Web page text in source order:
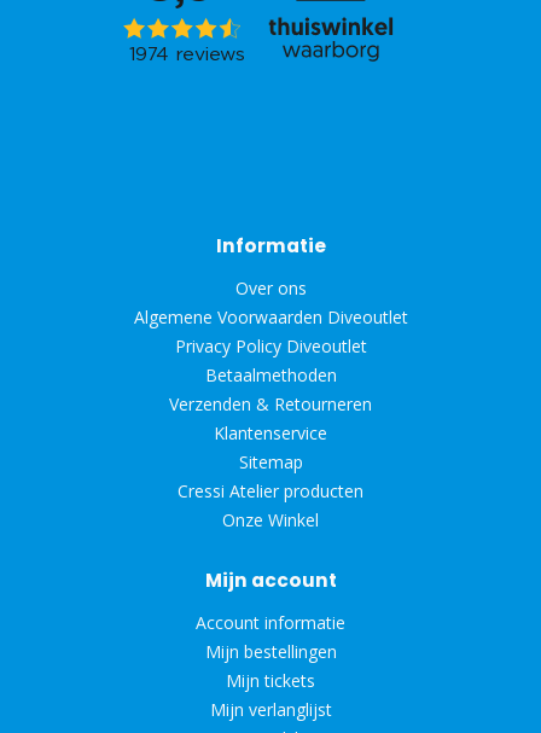
Informatie
Over ons
Algemene Voorwaarden Diveoutlet
Privacy Policy Diveoutlet
Betaalmethoden
Verzenden & Retourneren
Klantenservice
Sitemap
Cressi Atelier producten
Onze Winkel
Mijn account
Account informatie
Mijn bestellingen
Mijn tickets
Mijn verlanglijst